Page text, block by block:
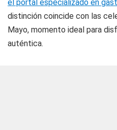
el portal especializado en
distinción coincide con las
Mayo, momento ideal para
auténtica.